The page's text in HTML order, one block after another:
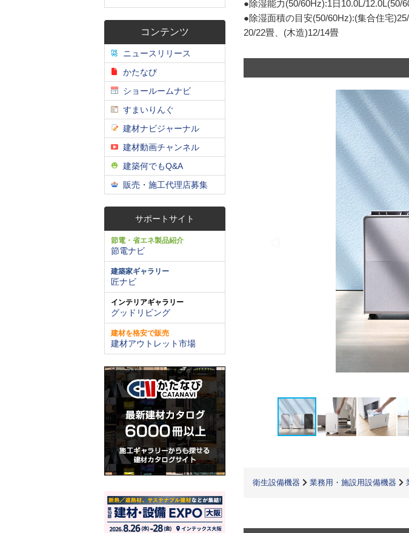
コンテンツ
ニュースリリース
かたなび
ショールームナビ
すまいりんぐ
建材ナビジャーナル
建材動画チャンネル
建築何でもQ&A
販売・施工代理店募集
サポートサイト
節電・省エネ製品紹介
節電ナビ
建築家ギャラリー
匠ナビ
インテリアギャラリー
グッドリビング
建材を格安で販売
建材アウトレット市場
●除湿能力(50/60Hz):1日10.0L/12.0L(50/
●除湿面積の目安(50/60Hz):(集合住宅
20/22畳、(木造)12/14畳
衛生設備機器 業務用・施設用設備機器